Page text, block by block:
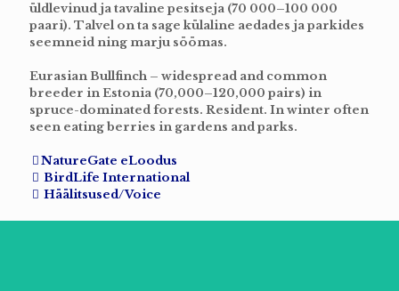
üldlevinud ja tavaline pesitseja (70 000–100 000
paari). Talvel on ta sage külaline aedades ja parkides
seemneid ning marju söömas.
Eurasian Bullfinch – widespread and common
breeder in Estonia (70,000–120,000 pairs) in
spruce-dominated forests. Resident. In winter often
seen eating berries in gardens and parks.
NatureGate eLoodus
BirdLife International
Häälitsused/Voice